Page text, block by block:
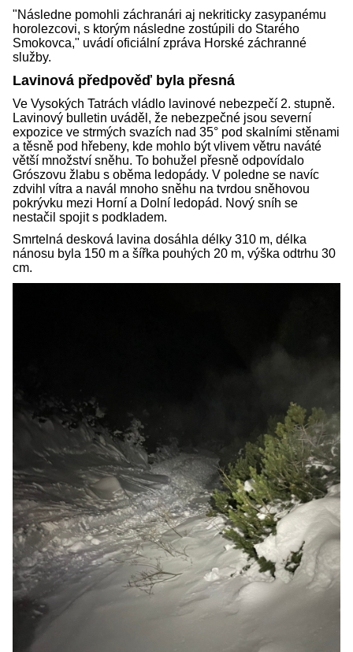
"Následne pomohli záchranári aj nekriticky zasypanému
horolezcovi, s ktorým následne zostúpili do Starého
Smokovca," uvádí oficiální zpráva Horské záchranné
služby.
Lavinová předpověď byla přesná
Ve Vysokých Tatrách vládlo lavinové nebezpečí 2. stupně.
Lavinový bulletin uváděl, že nebezpečné jsou severní
expozice ve strmých svazích nad 35° pod skalními stěnami
a těsně pod hřebeny, kde mohlo být vlivem větru naváté
větší množství sněhu. To bohužel přesně odpovídalo
Grószovu žlabu s oběma ledopády. V poledne se navíc
zdvihl vítra a navál mnoho sněhu na tvrdou sněhovou
pokrývku mezi Horní a Dolní ledopád. Nový sníh se
nestačil spojit s podkladem.
Smrtelná desková lavina dosáhla délky 310 m, délka
nánosu byla 150 m a šířka pouhých 20 m, výška odtrhu 30
cm.